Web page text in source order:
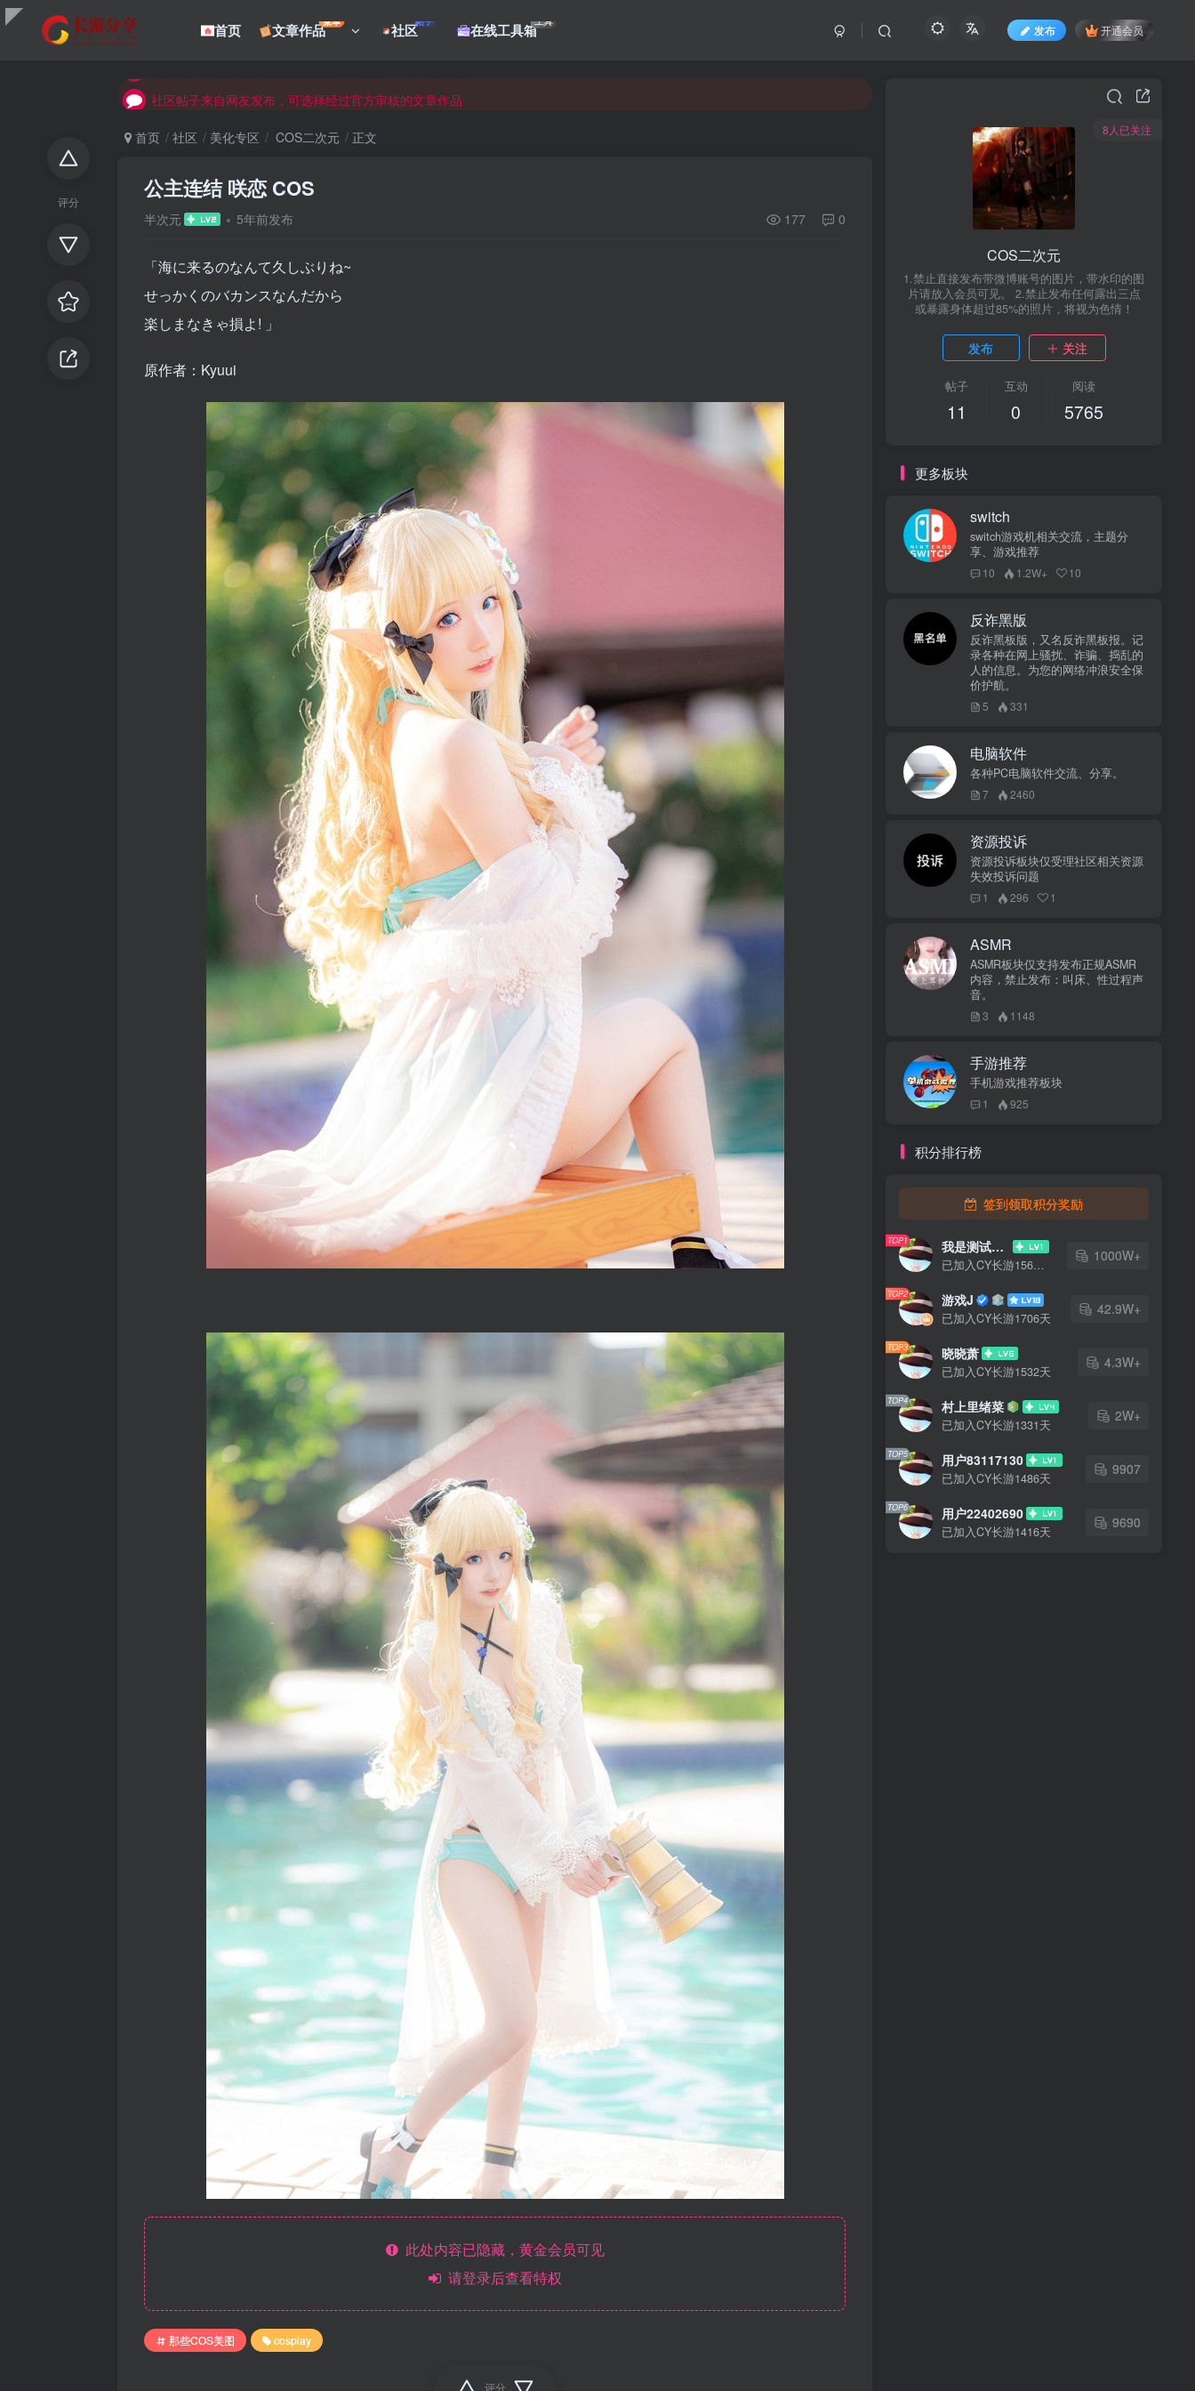
首页 文章作品菜单 社区帖子 在线工具箱工具
发布 开通会员
评分
社区帖子来自网友发布，可选择经过官方审核的文章作品
社区帖子来自网友发布，可选择经过官方审核的文章作品
首页 社区 美化专区 COS二次元 正文
公主连结 咲恋 COS
半次元 5年前发布 177 0
「海に来るのなんて久しぶりね~
せっかくのバカンスなんだから
楽しまなきゃ損よ! 」
原作者：Kyuui
此处内容已隐藏，黄金会员可见
请登录后查看特权
那些COS美图 cosplay
评分
8人已关注
COS二次元
1.禁止直接发布带微博账号的图片，带水印的图
片请放入会员可见。 2.禁止发布任何露出三点
或暴露身体超过85%的照片，将视为色情！
发布 关注
帖子
11
互动
0
阅读
5765
更多板块
switch
switch游戏机相关交流，主题分
享、游戏推荐
10 1.2W+ 10
反诈黑版
反诈黑板版，又名反诈黑板报。记
录各种在网上骚扰、诈骗、捣乱的
人的信息。为您的网络冲浪安全保
价护航。
5 331
电脑软件
各种PC电脑软件交流、分享。
7 2460
资源投诉
资源投诉板块仅受理社区相关资源
失效投诉问题
1 296 1
ASMR
ASMR板块仅支持发布正规ASMR
内容，禁止发布：叫床、性过程声
音。
3 1148
手游推荐
手机游戏推荐板块
1 925
积分排行榜
签到领取积分奖励
TOP1 我是测试大哥
已加入CY长游1567天
1000W+
TOP2 游戏J
已加入CY长游1706天
42.9W+
TOP3 晓晓萧
已加入CY长游1532天
4.3W+
TOP4 村上里绪菜
已加入CY长游1331天
2W+
TOP5 用户83117130
已加入CY长游1486天
9907
TOP6 用户22402690
已加入CY长游1416天
9690